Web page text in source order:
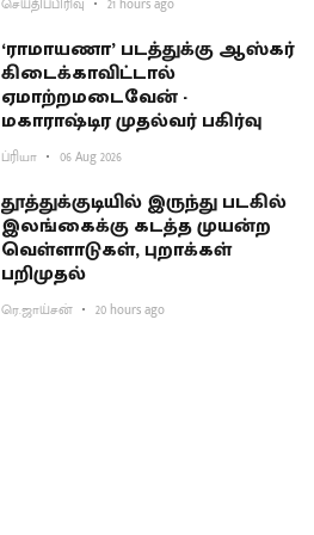
செய்திப்பிரிவு 21 hours ago
‘ராமாயணா’ படத்துக்கு ஆஸ்கர்
கிடைக்காவிட்டால்
ஏமாற்றமடைவேன் -
மகாராஷ்டிர முதல்வர் பகிர்வு
ப்ரியா 06 Aug 2026
தூத்துக்குடியில் இருந்து படகில்
இலங்கைக்கு கடத்த முயன்ற
வெள்ளாடுகள், புறாக்கள்
பறிமுதல்
ரெ.ஜாய்சன் 20 hours ago